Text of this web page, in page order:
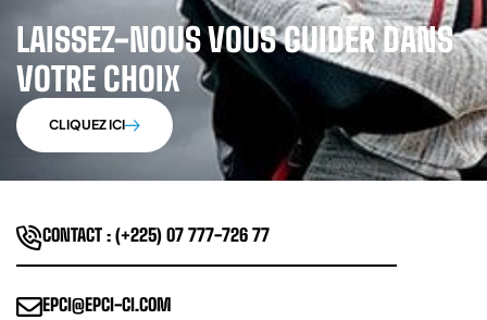
LAISSEZ-NOUS VOUS GUIDER DANS
VOTRE CHOIX
CLIQUEZ ICI
CONTACT : (+225) 07 777-726 77
EPCI@EPCI-CI.COM